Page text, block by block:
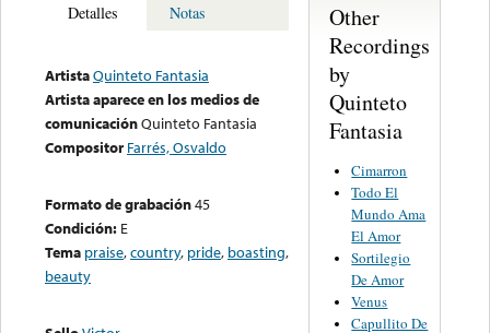
Detalles Notas
ArtistaQuinteto Fantasia
Artista aparece en los medios de
comunicaciónQuinteto Fantasia
Compositor Farrés, Osvaldo
Formato de grabación45
Condición: E
Tema praise,country, pride, boasting,
beauty
Other
Recordings
by
Quinteto
Fantasia
Cimarron
Todo El
Mundo Ama
El Amor
Sortilegio
De Amor
Venus
Capullito De